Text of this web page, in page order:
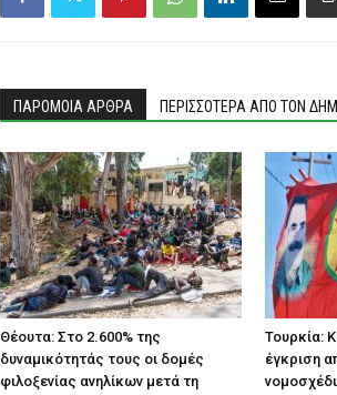
ΠΑΡΟΜΟΙΑ ΑΡΘΡΑ ΠΕΡΙΣΣΟΤΕΡΑ ΑΠΟ ΤΟΝ
Θέουτα: Στο 2.600% της
δυναμικότητάς τους οι δομές
φιλοξενίας ανηλίκων μετά τη
Τουρκία:
έγκριση